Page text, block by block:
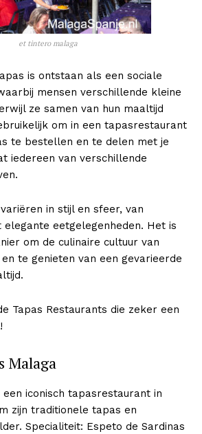
et tintero malaga
is ontstaan als een sociale
mensen verschillende kleine
ze samen van hun maaltijd
om in een tapasrestaurant
te bestellen en te delen met je
iedereen van verschillende
in stijl en sfeer, van
eetgelegenheden. Het is
om de culinaire cultuur van
te genieten van een gevarieerde
Tapas Restaurants die zeker een
Malaga
een iconisch tapasrestaurant in
zijn traditionele tapas en
Specialiteit: Espeto de Sardinas